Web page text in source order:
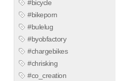
#bicycle
#bikeporn
#bulelug
#byobfactory
#chargebikes
#chrisking
#co_creation